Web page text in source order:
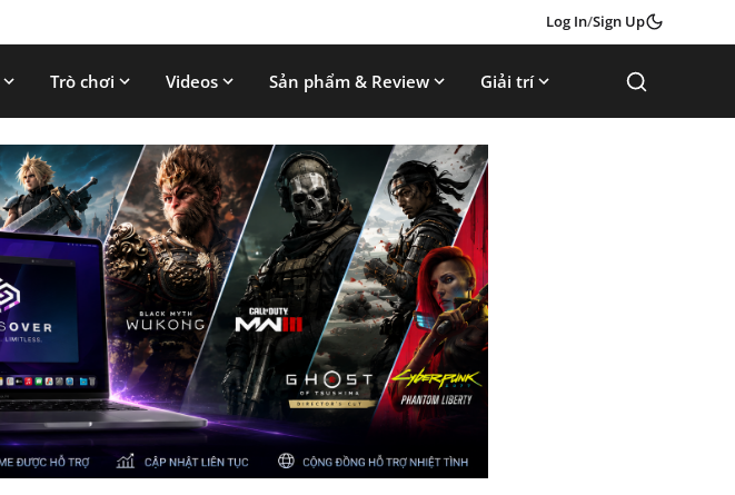
Log In/Sign Up
Trò chơi Videos Sản phẩm & Review Giải trí